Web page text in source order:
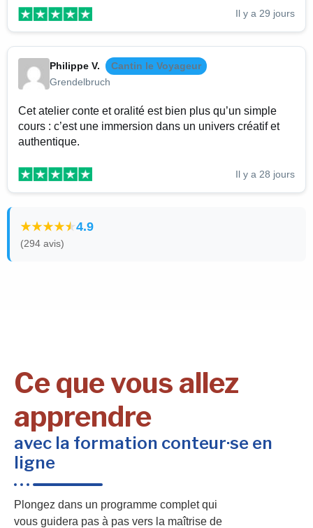
Il y a 29 jours
Philippe V.
Cantin le Voyageur
Grendelbruch
Cet atelier conte et oralité est bien plus qu’un simple
cours : c’est une immersion dans un univers créatif et
authentique.
Il y a 28 jours
4.9
(294 avis)
Ce que vous allez
apprendre
avec la formation conteur·se en
ligne
Plongez dans un programme complet qui
vous guidera pas à pas vers la maîtrise de